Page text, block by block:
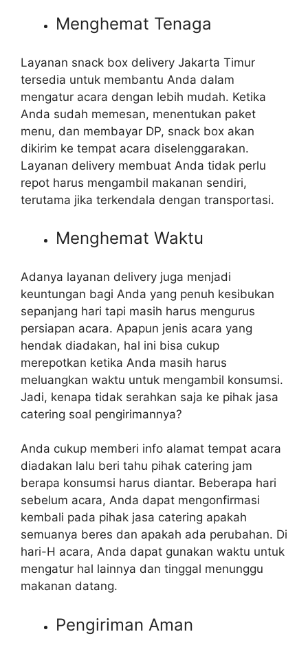
Menghemat Tenaga
Layanan snack box delivery Jakarta Timur
tersedia untuk membantu Anda dalam
mengatur acara dengan lebih mudah. Ketika
Anda sudah memesan, menentukan paket
menu, dan membayar DP, snack box akan
dikirim ke tempat acara diselenggarakan.
Layanan delivery membuat Anda tidak perlu
repot harus mengambil makanan sendiri,
terutama jika terkendala dengan transportasi.
Menghemat Waktu
Adanya layanan delivery juga menjadi
keuntungan bagi Anda yang penuh kesibukan
sepanjang hari tapi masih harus mengurus
persiapan acara. Apapun jenis acara yang
hendak diadakan, hal ini bisa cukup
merepotkan ketika Anda masih harus
meluangkan waktu untuk mengambil konsumsi.
Jadi, kenapa tidak serahkan saja ke pihak jasa
catering soal pengirimannya?
Anda cukup memberi info alamat tempat acara
diadakan lalu beri tahu pihak catering jam
berapa konsumsi harus diantar. Beberapa hari
sebelum acara, Anda dapat mengonfirmasi
kembali pada pihak jasa catering apakah
semuanya beres dan apakah ada perubahan. Di
hari-H acara, Anda dapat gunakan waktu untuk
mengatur hal lainnya dan tinggal menunggu
makanan datang.
Pengiriman Aman